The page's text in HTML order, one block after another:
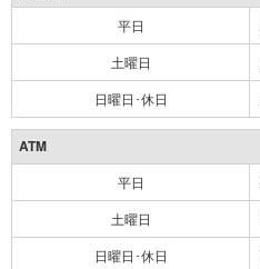
平日
土曜日
日曜日･休日
ATM
平日
土曜日
日曜日･休日